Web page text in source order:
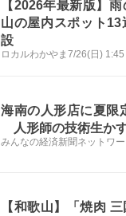
【2026年最新版】
山の屋内スポット
設
ロカルわかやま 7/26(日) 1:45
海南の人形店に夏限
人形師の技術生か
みんなの経済新聞ネットワー
【和歌山】「焼肉